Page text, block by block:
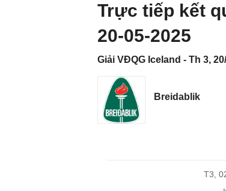
Trực tiếp kết
20-05-2025
Giải VĐQG Iceland - Th 3,
Breidablik
T3,